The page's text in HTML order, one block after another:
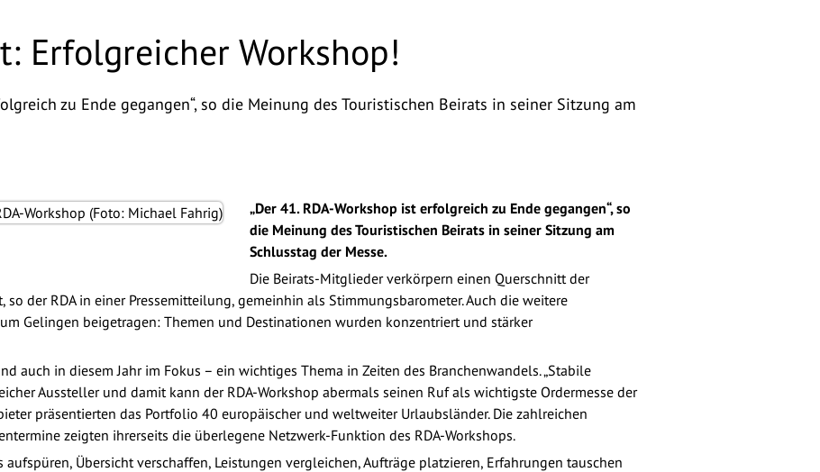
Erfolgreicher Workshop!
zu Ende gegangen“, so die Meinung des Touristischen Beirats in seiner Sitzung am
„Der 41. RDA-Workshop ist erfolgreich zu Ende gegangen“, so
die Meinung des Touristischen Beirats in seiner Sitzung am
Schlusstag der Messe.
Die Beirats-Mitglieder verkörpern einen Querschnitt der
der RDA in einer Pressemitteilung, gemeinhin als Stimmungsbarometer. Auch die weitere
Gelingen beigetragen: Themen und Destinationen wurden konzentriert und stärker
auch in diesem Jahr im Fokus – ein wichtiges Thema in Zeiten des Branchenwandels. „Stabile
Aussteller und damit kann der RDA-Workshop abermals seinen Ruf als wichtigste Ordermesse der
präsentierten das Portfolio 40 europäischer und weltweiter Urlaubsländer. Die zahlreichen
zeigten ihrerseits die überlegene Netzwerk-Funktion des RDA-Workshops.
Übersicht verschaffen, Leistungen vergleichen, Aufträge platzieren, Erfahrungen tauschen